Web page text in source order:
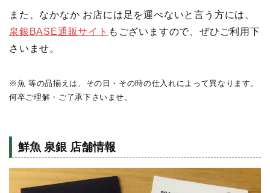
また、なかなか お店には足を運べないと言う方には、
泉銀BASE通販サイト もございますので、ぜひご利用下
さいませ。
※魚 等の品揃えは、その日・その時の仕入れによって異なります。
何卒ご理解・ご了承下さいませ。
鮮魚 泉銀 店舗情報